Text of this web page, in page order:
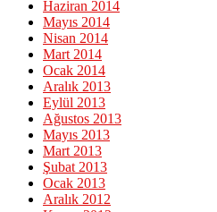
Haziran 2014
Mayıs 2014
Nisan 2014
Mart 2014
Ocak 2014
Aralık 2013
Eylül 2013
Ağustos 2013
Mayıs 2013
Mart 2013
Şubat 2013
Ocak 2013
Aralık 2012